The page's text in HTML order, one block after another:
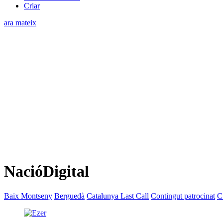
Criar
ara mateix
NacióDigital
Baix Montseny Berguedà Catalunya Last Call Contingut patrocinat